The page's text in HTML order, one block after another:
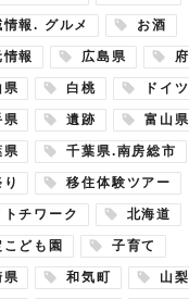
情報. グルメ お酒
報 広島県
県 白桃 ドイ
県 遺跡 富山県
県 千葉県.南房総市
移住体験ツアー
トチワーク 北海道
こども園 子育て
県 和気町 山